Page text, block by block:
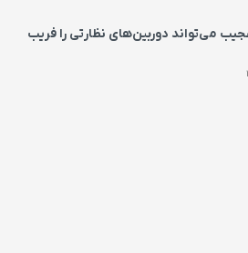
می‌تواند دوربین‌های نظارتی را فریب